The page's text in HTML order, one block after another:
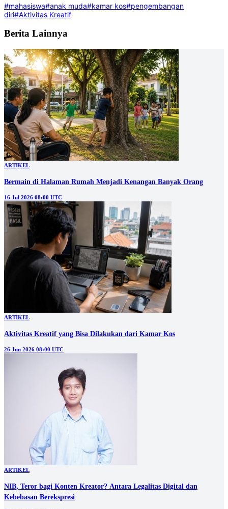
#mahasiswa#anak muda#kamar kos#pengembangan
diri#Aktivitas Kreatif
Berita Lainnya
ARTIKEL
Bermain di Halaman Rumah Menjadi Kenangan Banyak Orang
16 Jul 2026 08:00 UTC
ARTIKEL
Aktivitas Kreatif yang Bisa Dilakukan dari Kamar Kos
26 Jun 2026 08:00 UTC
ARTIKEL
NIB, Teror bagi Konten Kreator? Antara Legalitas Digital dan
Kebebasan Berekspresi